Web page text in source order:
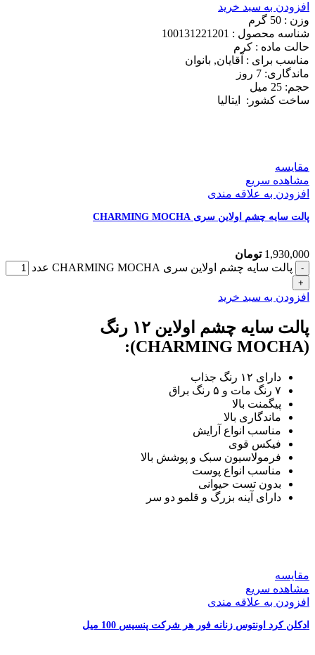
افزودن به سبد خرید
وزن : 50
گرم
شناسه محصول : 100131221201
حالت ماده : کرم
مناسب برای : آقایان, بانوان
ماندگاری: 7
روز
حجم: 25
میل
ساخت کشور:
ایتالیا
مقایسه
مشاهده سریع
افزودن به علاقه مندی
پالت سایه چشم اولاین سری CHARMING MOCHA
1,930,000 تومان
پالت سایه چشم اولاین سری CHARMING MOCHA عدد
افزودن به سبد خرید
پالت سایه چشم اولاین ۱۲ رنگ
(CHARMING MOCHA):
دارای ۱۲ رنگ جذاب
۷ رنگ مات و ۵ رنگ براق
پیگمنت بالا
ماندگاری بالا
مناسب انواع آرایش
فیکس قوی
فرمولاسیون سبک و پوشش بالا
مناسب انواع پوست
بدون تست حیوانی
دارای آینه بزرگ و قلمو دو سر
مقایسه
مشاهده سریع
افزودن به علاقه مندی
ادکلن کرد اونتوس زنانه فور هر شرکت پنسیس 100 میل